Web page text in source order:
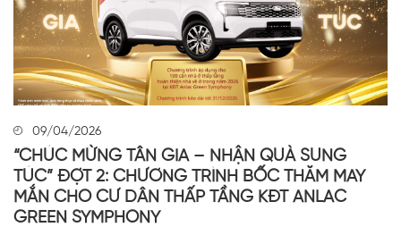
09/04/2026
“CHÚC MỪNG TÂN GIA – NHẬN QUÀ SUNG
TÚC” ĐỢT 2: CHƯƠNG TRÌNH BỐC THĂM MAY
MẮN CHO CƯ DÂN THẤP TẦNG KĐT ANLAC
GREEN SYMPHONY